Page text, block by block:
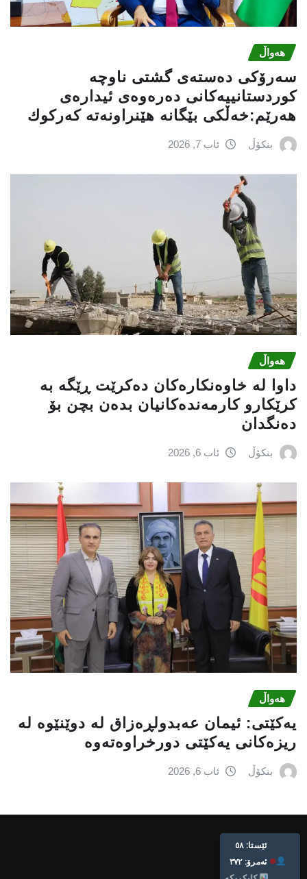
هەواڵ
سه‌رۆكی دەستەی گشتی ناوچە
كوردستانییەكانی دەرەوەی ئیدارەی
هەرێم:خه‌ڵكی بێگانه‌ هێنراونه‌ته‌ كه‌ركوك
بنکۆڵ ئاب 7, 2026
هەواڵ
داوا لە خاوەنکارەکان دەکرێت ڕێگە بە
کرێکارو کارمەندەکانیان بدەن بچن بۆ
دەنگدان
بنکۆڵ ئاب 6, 2026
هەواڵ
یه‌كێتی: ئیمان عه‌بدولڕه‌زاق له‌ دوێنێوه‌ له‌
ریزه‌كانی یه‌كێتی دورخراوه‌ته‌وه‌
بنکۆڵ ئاب 6, 2026
ئێستا: ٥٨
ئه‌مرۆ: ٣٧٢